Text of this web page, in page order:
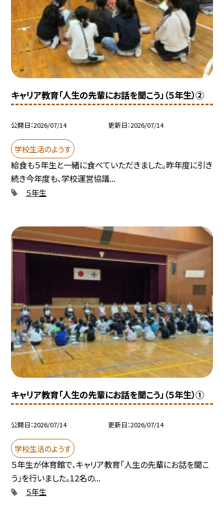
キャリア教育「人生の先輩にお話を聞こう」（５年生）②
公開日 2026/07/14 更新日 2026/07/14
学校生活のようす
給食も５年生と一緒に食べていただきました。昨年度に引き
続き今年度も、学校運営協議...
５年生
キャリア教育「人生の先輩にお話を聞こう」（５年生）①
公開日 2026/07/14 更新日 2026/07/14
学校生活のようす
５年生が体育館で、キャリア教育「人生の先輩にお話を聞こ
う」を行いました。12名の...
５年生